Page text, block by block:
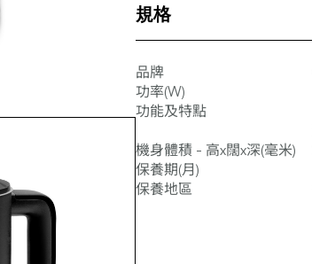
規格
品牌
功率(W)
功能及特點
機身體積 - 高x闊x深(毫米)
保養期(月)
保養地區